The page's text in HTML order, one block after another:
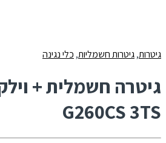
גיטרות,גיטרות חשמליות,כלי נגינה
G260CS 3TS